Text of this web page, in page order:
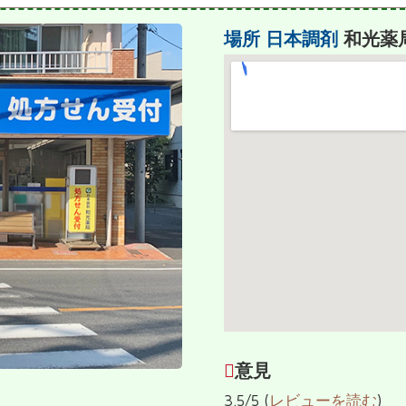
場所 日本調剤 和光薬
意見
3.5/5 (レビューを読む)